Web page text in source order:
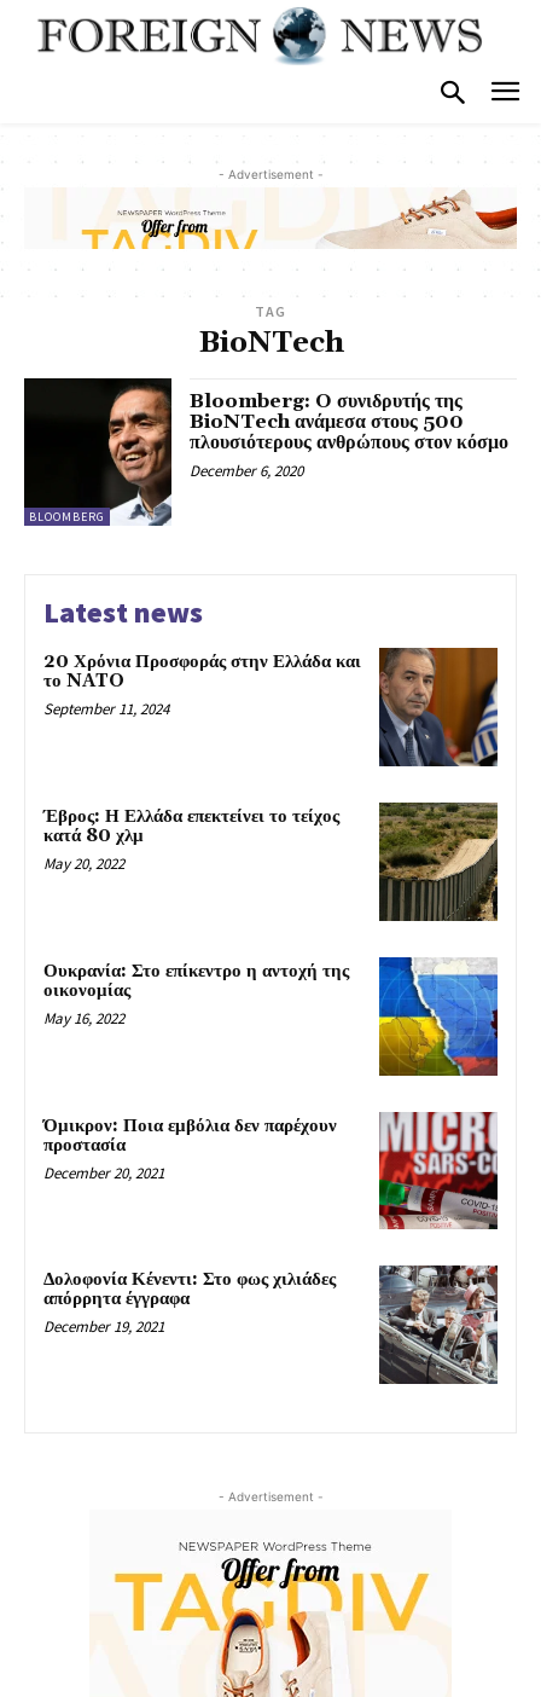
- Advertisement -
TAG
BioNTech
BLOOMBERG
Bloomberg: O συνιδρυτής της
BioNTech ανάμεσα στους 500
πλουσιότερους ανθρώπους στον κόσμο
December 6, 2020
Latest news
20 Χρόνια Προσφοράς στην Ελλάδα και
το NATO
September 11, 2024
Έβρος: Η Ελλάδα επεκτείνει το τείχος
κατά 80 χλμ
May 20, 2022
Ουκρανία: Στο επίκεντρο η αντοχή της
οικονομίας
May 16, 2022
Όμικρον: Ποια εμβόλια δεν παρέχουν
προστασία
December 20, 2021
Δολοφονία Κένεντι: Στο φως χιλιάδες
απόρρητα έγγραφα
December 19, 2021
- Advertisement -